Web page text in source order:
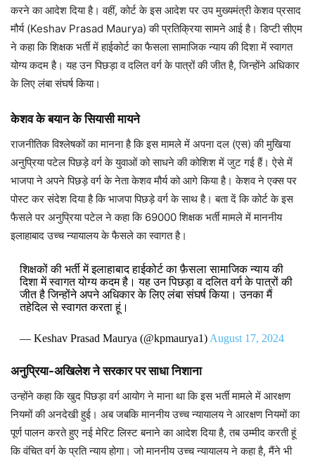
करने का आदेश दिया है। वहीं, कोर्ट के इस आदेश पर उप मुख्यमंत्री केशव प्रसाद
मौर्य (Keshav Prasad Maurya) की प्रतिक्रिया सामने आई है। डिप्टी सीएम
ने कहा कि शिक्षक भर्ती में हाईकोर्ट का फैसला सामाजिक न्याय की दिशा में स्वागत
योग्य कदम है। यह उन पिछड़ा व दलित वर्ग के पात्रों की जीत है, जिन्होंने अधिकार
के लिए लंबा संघर्ष किया।
केशव के बयान के सियासी मायने
राजनीतिक विश्लेषकों का मानना है कि इस मामले में अपना दल (एस) की मुखिया
अनुप्रिया पटेल पिछड़े वर्ग के युवाओं को साधने की कोशिश में जुट गई हैं। ऐसे में
भाजपा ने अपने पिछड़े वर्ग के नेता केशव मौर्य को आगे किया है। केशव ने एक्स पर
पोस्ट कर संदेश दिया है कि भाजपा पिछड़े वर्ग के साथ है। बता दें कि कोर्ट के इस
फैसले पर अनुप्रिया पटेल ने कहा कि 69000 शिक्षक भर्ती मामले में माननीय
इलाहाबाद उच्च न्यायालय के फैसले का स्वागत है।
शिक्षकों की भर्ती में इलाहाबाद हाईकोर्ट का फ़ैसला सामाजिक न्याय की
दिशा में स्वागत योग्य कदम है। यह उन पिछड़ा व दलित वर्ग के पात्रों की
जीत है जिन्होंने अपने अधिकार के लिए लंबा संघर्ष किया। उनका मैं
तहेदिल से स्वागत करता हूं।
— Keshav Prasad Maurya (@kpmaurya1) August 17, 2024
अनुप्रिया-अखिलेश ने सरकार पर साधा निशाना
उन्होंने कहा कि खुद पिछड़ा वर्ग आयोग ने माना था कि इस भर्ती मामले में आरक्षण
नियमों की अनदेखी हुई। अब जबकि माननीय उच्च न्यायालय ने आरक्षण नियमों का
पूर्ण पालन करते हुए नई मेरिट लिस्ट बनाने का आदेश दिया है, तब उम्मीद करती हूं
कि वंचित वर्ग के प्रति न्याय होगा। जो माननीय उच्च न्यायालय ने कहा है, मैंने भी